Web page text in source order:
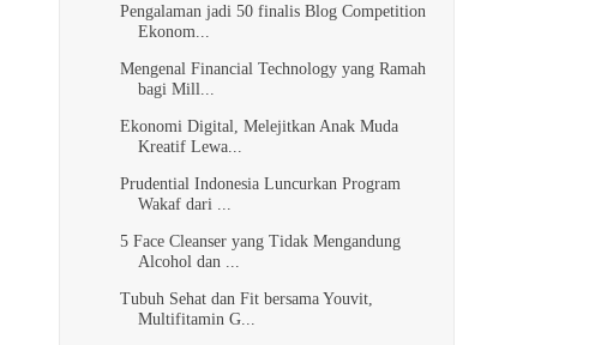
Pengalaman jadi 50 finalis Blog Competition
Ekonom...
Mengenal Financial Technology yang Ramah
bagi Mill...
Ekonomi Digital, Melejitkan Anak Muda
Kreatif Lewa...
Prudential Indonesia Luncurkan Program
Wakaf dari ...
5 Face Cleanser yang Tidak Mengandung
Alcohol dan ...
Tubuh Sehat dan Fit bersama Youvit,
Multifitamin G...